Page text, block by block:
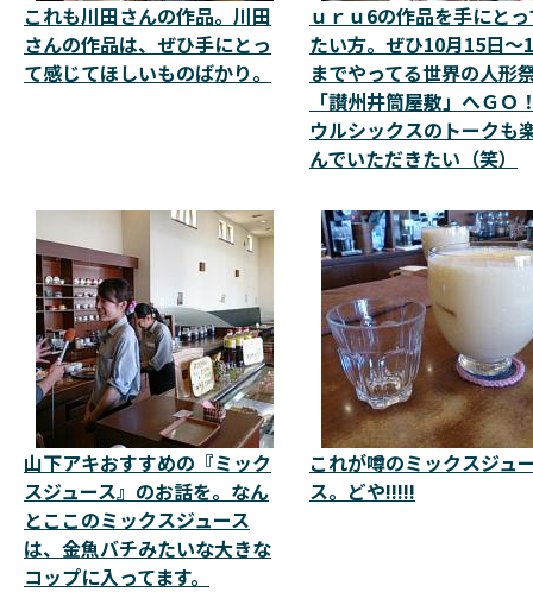
これも川田さんの作品。川田
さんの作品は、ぜひ手にとっ
て感じてほしいものばかり。
ｕｒｕ6の作品を手にと
たい方。ぜひ10月15日～
までやってる世界の人形
「讃州井筒屋敷」へＧＯ
ウルシックスのトークも
んでいただきたい（笑）
山下アキおすすめの『ミック
スジュース』のお話を。なん
とここのミックスジュース
は、金魚バチみたいな大きな
コップに入ってます。
これが噂のミックスジュ
ス。どや!!!!!